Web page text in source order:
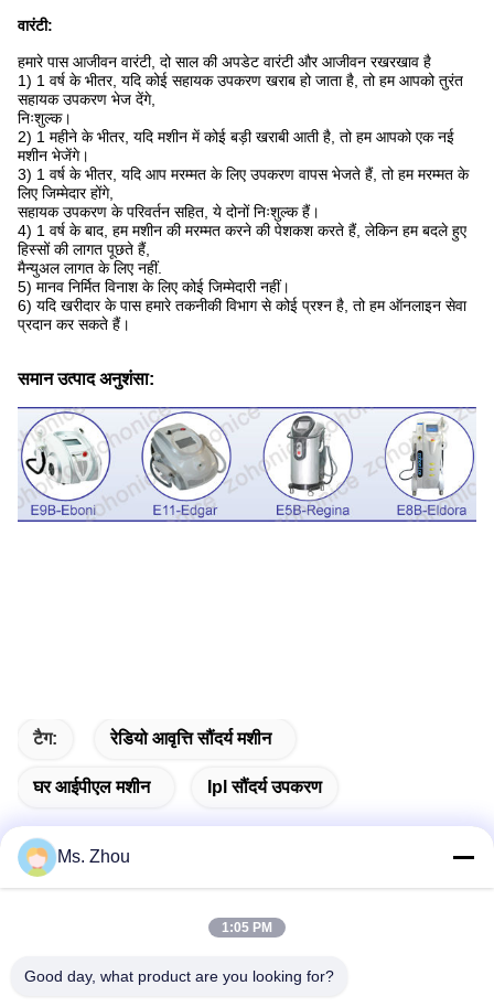
वारंटी:
हमारे पास आजीवन वारंटी, दो साल की अपडेट वारंटी और आजीवन रखरखाव है
1) 1 वर्ष के भीतर, यदि कोई सहायक उपकरण खराब हो जाता है, तो हम आपको तुरंत
सहायक उपकरण भेज देंगे,
निःशुल्क।
2) 1 महीने के भीतर, यदि मशीन में कोई बड़ी खराबी आती है, तो हम आपको एक नई
मशीन भेजेंगे।
3) 1 वर्ष के भीतर, यदि आप मरम्मत के लिए उपकरण वापस भेजते हैं, तो हम मरम्मत के
लिए जिम्मेदार होंगे,
सहायक उपकरण के परिवर्तन सहित, ये दोनों निःशुल्क हैं।
4) 1 वर्ष के बाद, हम मशीन की मरम्मत करने की पेशकश करते हैं, लेकिन हम बदले हुए
हिस्सों की लागत पूछते हैं,
मैन्युअल लागत के लिए नहीं.
5) मानव निर्मित विनाश के लिए कोई जिम्मेदारी नहीं।
6) यदि खरीदार के पास हमारे तकनीकी विभाग से कोई प्रश्न है, तो हम ऑनलाइन सेवा
प्रदान कर सकते हैं।
समान उत्पाद अनुशंसा:
टैग: रेडियो आवृत्ति सौंदर्य मशीन
घर आईपीएल मशीन Ipl सौंदर्य उपकरण
पता
Ms. Zhou
1:05 PM
Good day, what product are you looking for?